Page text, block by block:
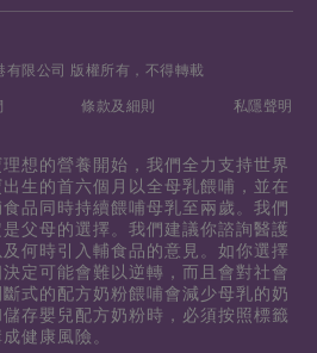
限公司 版權所有，不得轉載
條款及細則 私隱聲明
想的營養開始，我們全力支持世界
生的首六個月以全母乳餵哺，並在
品同時持續餵哺母乳至兩歲。我們
父母的選擇。我們建議你諮詢醫護
何時引入輔食品的意見。如你選擇
定可能會難以逆轉，而且會對社會
式的配方奶粉餵哺會減少母乳的奶
存嬰兒配方奶粉時，必須按照標籤
健康風險。